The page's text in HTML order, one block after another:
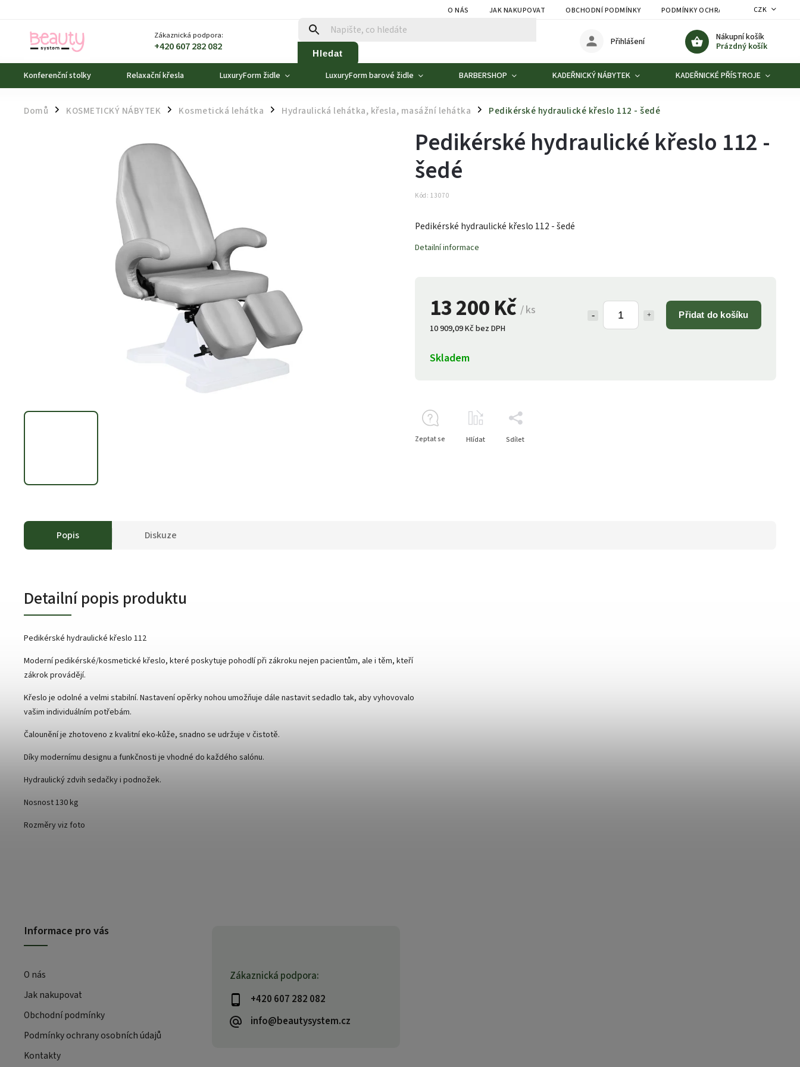
O NÁS JAK NAKUPOVAT OBCHODNÍ PODMÍNKY PODMÍNKY OCHRANY OSOBNÍCH ÚDAJŮ
CZK
Zákaznická podpora:
+420 607 282 082 Hledat
Nákupní košík
Prázdný košík
Přihlášení
Konferenční stolky Relaxační křesla LuxuryForm židle LuxuryForm barové židle BARBERSHOP KADEŘNICKÝ NÁBYTEK KADEŘNICKÉ PŘÍSTROJE
Domů / KOSMETICKÝ NÁBYTEK / Kosmetická lehátka / Hydraulická lehátka, křesla, masážní lehátka / Pedikérské hydraulické křeslo 112 - šedé
13 200 Kč / ks
10 909,09 Kč bez DPH
Přidat do košíku
Skladem
Pedikérské hydraulické křeslo 112 -
šedé
Kód: 13070
Pedikérské hydraulické křeslo 112 - šedé
Detailní informace
Zeptat se Hlídat Sdílet
Popis Diskuze
Detailní popis produktu
Pedikérské hydraulické křeslo 112
Moderní pedikérské/kosmetické křeslo, které poskytuje pohodlí při zákroku nejen pacientům, ale i těm, kteří
zákrok provádějí.
Křeslo je odolné a velmi stabilní. Nastavení opěrky nohou umožňuje dále nastavit sedadlo tak, aby vyhovovalo
vašim individuálním potřebám.
Čalounění je zhotoveno z kvalitní eko-kůže, snadno se udržuje v čistotě.
Díky modernímu designu a funkčnosti je vhodné do každého salónu.
Hydraulický zdvih sedačky i podnožek.
Nosnost 130 kg
Rozměry viz foto
Zákaznická podpora:
+420 607 282 082
info@beautysystem.cz
Informace pro vás
O nás
Jak nakupovat
Obchodní podmínky
Podmínky ochrany osobních údajů
Kontakty